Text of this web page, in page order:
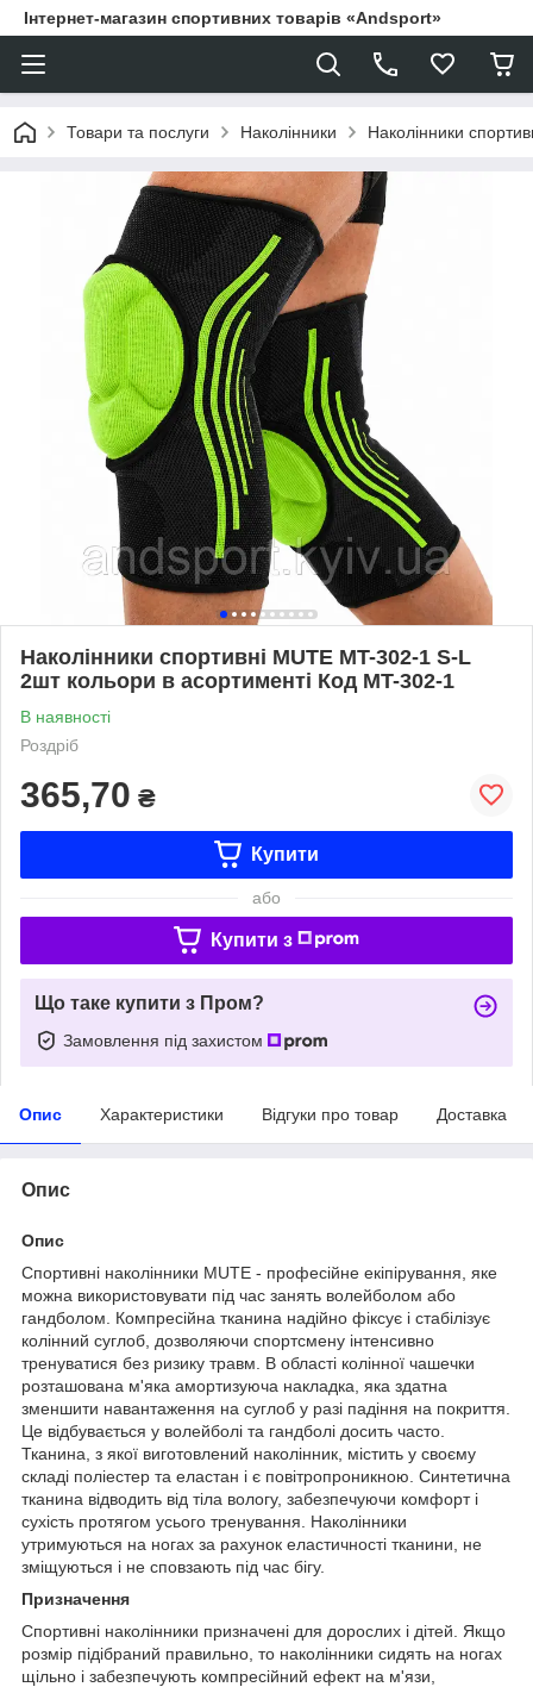
Інтернет-магазин спортивних товарів «Andsport»
Товари та послуги Наколінники Наколінники
Наколінники спортивні MUTE MT-302-1 S-L
2шт кольори в асортименті Код MT-302-1
В наявності
Роздріб
365,70 ₴
Купити
або
Купити з
Що таке купити з Пром?
Замовлення під захистом
Опис Характеристики Відгуки про товар Доставка
Опис
Опис
Спортивні наколінники MUTE - професійне екіпірування, яке
можна використовувати під час занять волейболом або
гандболом. Компресійна тканина надійно фіксує і стабілізує
колінний суглоб, дозволяючи спортсмену інтенсивно
тренуватися без ризику травм. В області колінної чашечки
розташована м'яка амортизуюча накладка, яка здатна
зменшити навантаження на суглоб у разі падіння на покриття.
Це відбувається у волейболі та гандболі досить часто.
Тканина, з якої виготовлений наколінник, містить у своєму
складі поліестер та еластан і є повітропроникною. Синтетична
тканина відводить від тіла вологу, забезпечуючи комфорт і
сухість протягом усього тренування. Наколінники
утримуються на ногах за рахунок еластичності тканини, не
зміщуються і не сповзають під час бігу.
Призначення
Спортивні наколінники призначені для дорослих і дітей. Якщо
розмір підібраний правильно, то наколінники сидять на ногах
щільно і забезпечують компресійний ефект на м'язи,